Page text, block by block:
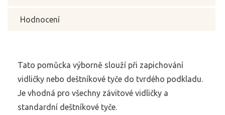
Hodnocení
Tato pomůcka výborně slouží při zapichování
vidličky nebo deštníkové tyče do tvrdého podkladu.
Je vhodná pro všechny závitové vidličky a
standardní deštníkové tyče.